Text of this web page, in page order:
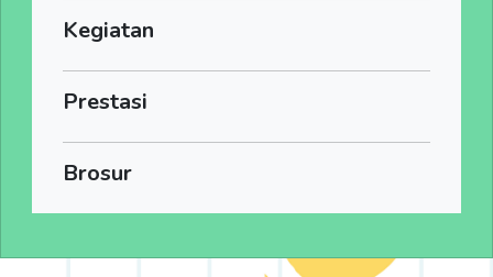
Kegiatan
Prestasi
Brosur